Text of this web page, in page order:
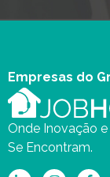
Empresas do
Onde Inovação
Se Encontram.